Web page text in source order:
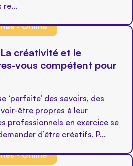
- Online
créativité et le
vous compétent pour
‘parfaite’ des savoirs, des
être propres à leur
professionnels en exercice se
d’être créatifs. P...
- Online